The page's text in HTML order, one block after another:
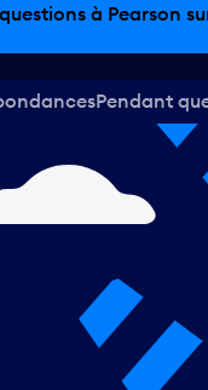
et bien plus
Pendant